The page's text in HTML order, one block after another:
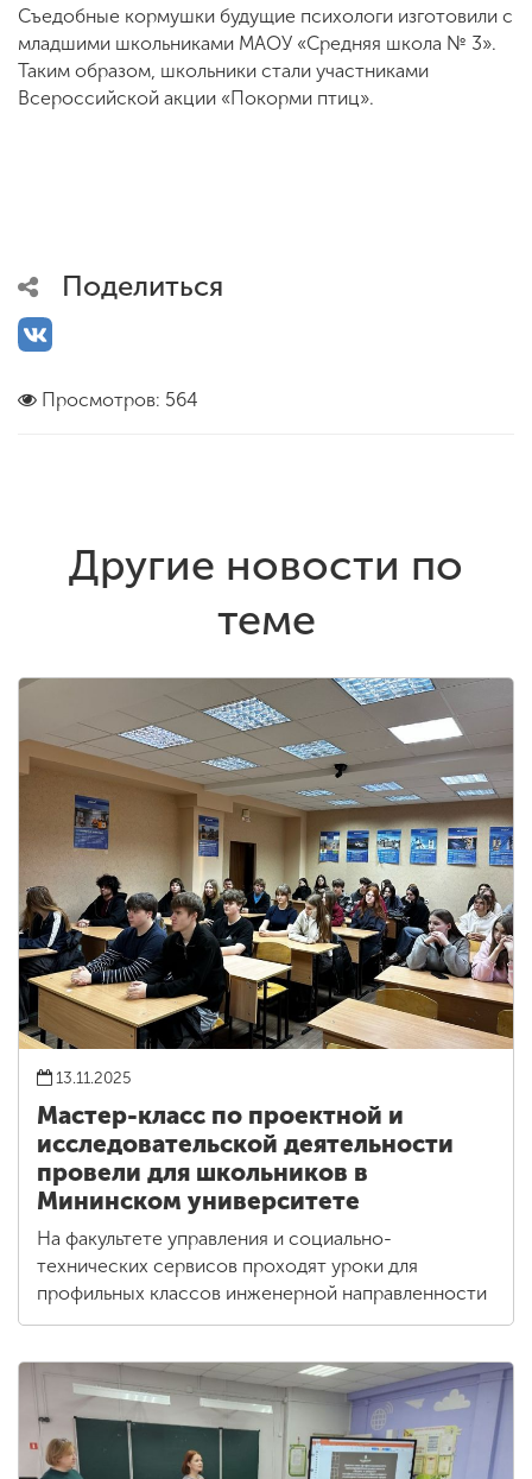
Съедобные кормушки будущие психологи изготовили с
младшими школьниками МАОУ «Средняя школа № 3».
Таким образом, школьники стали участниками
Всероссийской акции «Покорми птиц».
Поделиться
Просмотров: 564
Другие новости по
теме
13.11.2025
Мастер-класс по проектной и
исследовательской деятельности
провели для школьников в
Мининском университете
На факультете управления и социально-
технических сервисов проходят уроки для
профильных классов инженерной направленности